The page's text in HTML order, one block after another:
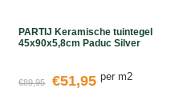
PARTIJ Keramische tuintegel
45x90x5,8cm Paduc Silver
€89,95 €51,95 per m2